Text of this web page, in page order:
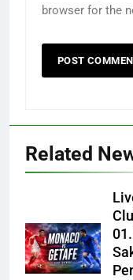
browser for the
Related